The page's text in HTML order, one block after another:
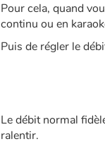
Pour cela, quand
continu ou en
Puis de régler le
Le débit normal
ralentir.